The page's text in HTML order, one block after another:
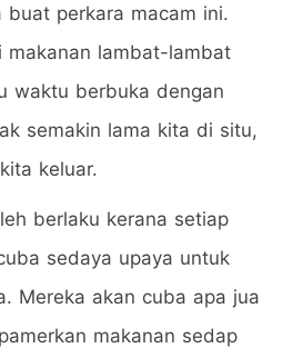
buat perkara macam ini.
makanan lambat-lambat
waktu berbuka dengan
semakin lama kita di situ,
keluar.
berlaku kerana setiap
sedaya upaya untuk
Mereka akan cuba apa jua
makanan sedap